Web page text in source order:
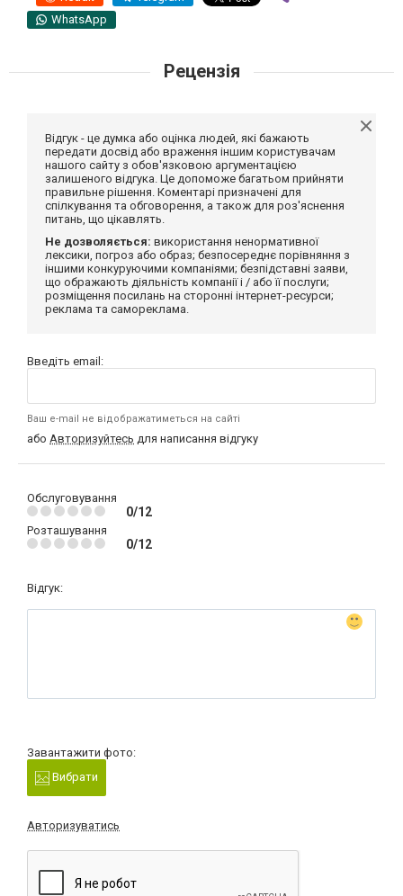
WhatsApp
Рецензія
Відгук - це думка або оцінка людей, які бажають
передати досвід або враження іншим користувачам
нашого сайту з обов'язковою аргументацією
залишеного відгука. Це допоможе багатьом прийняти
правильне рішення. Коментарі призначені для
спілкування та обговорення, а також для роз'яснення
питань, що цікавлять.
Не дозволяється: використання ненормативної
лексики, погроз або образ; безпосереднє порівняння з
іншими конкуруючими компаніями; безпідставні заяви,
що ображають діяльність компанії і / або її послуги;
розміщення посилань на сторонні інтернет-ресурси;
реклама та самореклама.
Введіть email:
Ваш e-mail не відображатиметься на сайті
або Авторизуйтесь для написання відгуку
Обслуговування
0/12
Розташування
0/12
Відгук:
Завантажити фото:
Вибрати
Авторизуватись